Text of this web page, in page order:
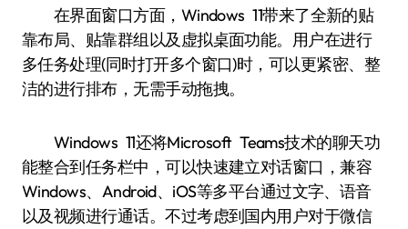
在界面窗口方面，Windows 11带来了全新的贴
靠布局、贴靠群组以及虚拟桌面功能。用户在进行
多任务处理(同时打开多个窗口)时，可以更紧密、整
洁的进行排布，无需手动拖拽。
Windows 11还将Microsoft Teams技术的聊天功
能整合到任务栏中，可以快速建立对话窗口，兼容
Windows、Android、iOS等多平台通过文字、语音
以及视频进行通话。不过考虑到国内用户对于微信